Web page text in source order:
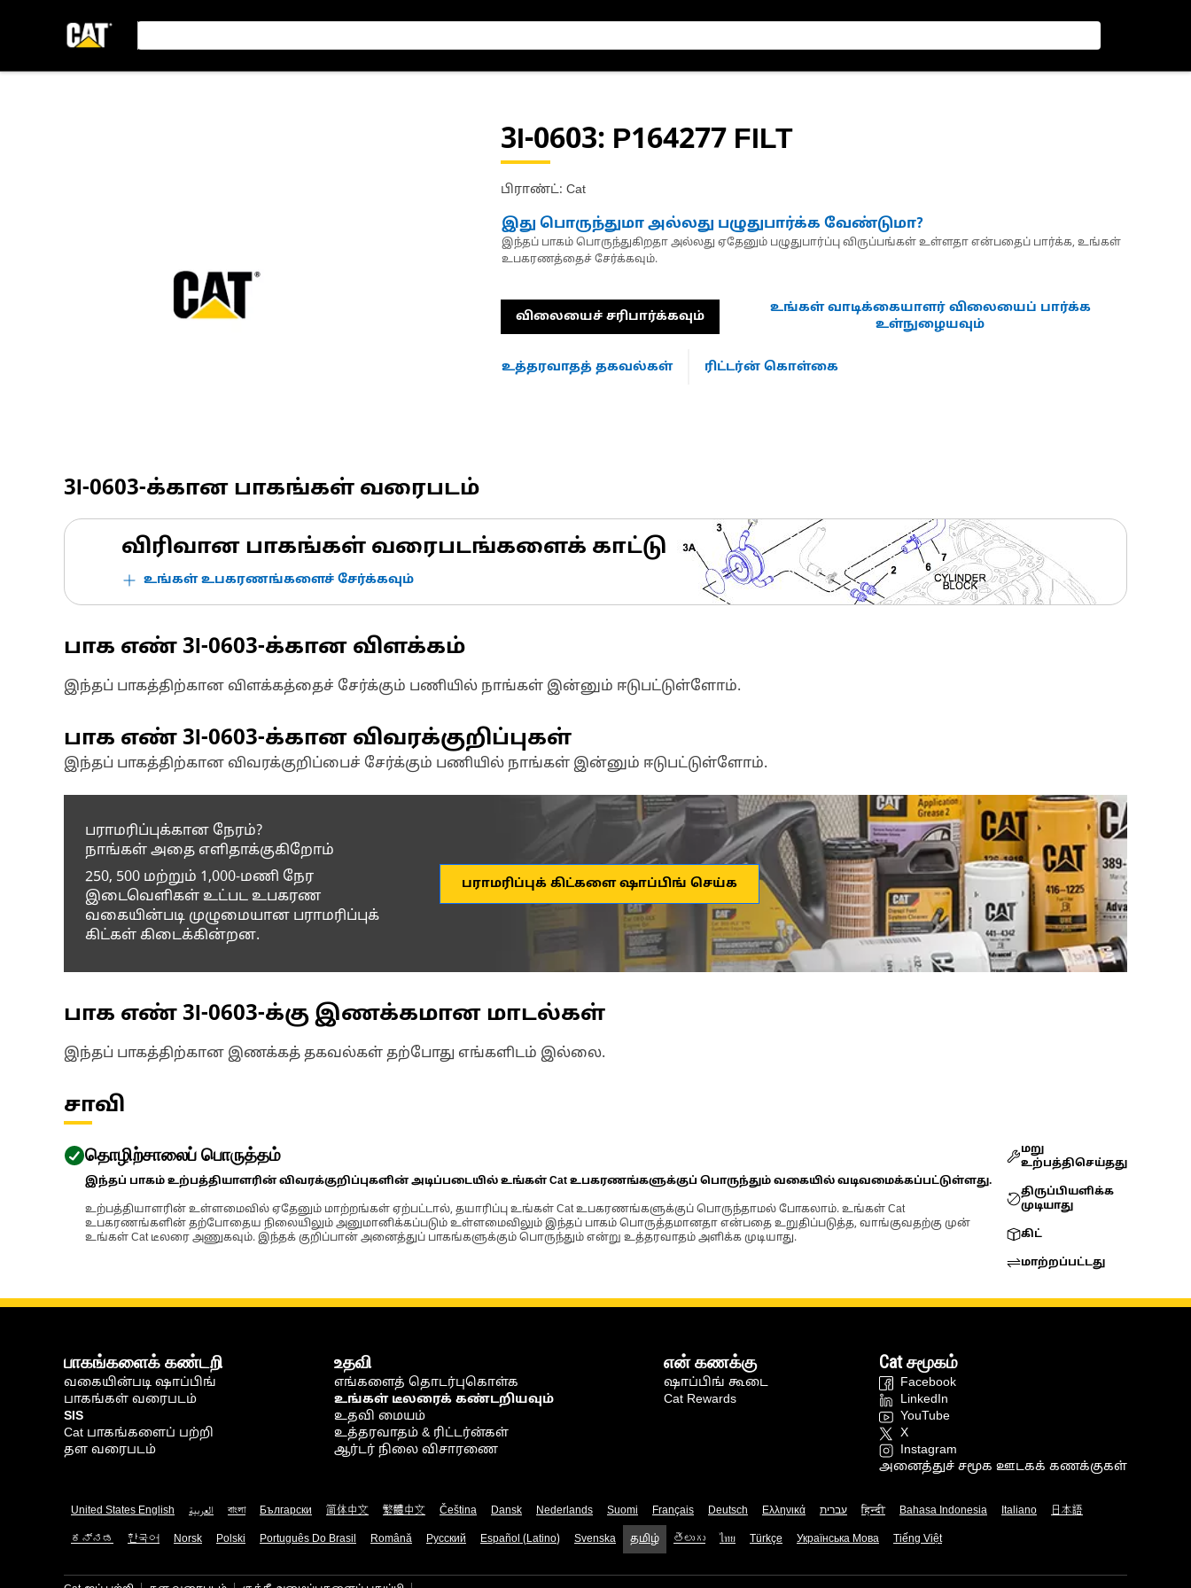
3I-0603: P164277 FILT
பிராண்ட்: Cat
இது பொருந்துமா அல்லது பழுதுபார்க்க வேண்டுமா?
இந்தப் பாகம் பொருந்துகிறதா அல்லது ஏதேனும் பழுதுபார்ப்பு விருப்பங்கள் உள்ளதா என்பதைப் பார்க்க, உங்கள்
உபகரணத்தைச் சேர்க்கவும்.
விலையைச் சரிபார்க்கவும்
உங்கள் வாடிக்கையாளர் விலையைப் பார்க்க
உள்நுழையவும்
உத்தரவாதத் தகவல்கள் ரிட்டர்ன் கொள்கை
3I-0603-க்கான பாகங்கள் வரைபடம்
விரிவான பாகங்கள் வரைபடங்களைக் காட்டு
உங்கள் உபகரணங்களைச் சேர்க்கவும்
பாக எண் 3I-0603-க்கான விளக்கம்
இந்தப் பாகத்திற்கான விளக்கத்தைச் சேர்க்கும் பணியில் நாங்கள் இன்னும் ஈடுபட்டுள்ளோம்.
பாக எண் 3I-0603-க்கான விவரக்குறிப்புகள்
இந்தப் பாகத்திற்கான விவரக்குறிப்பைச் சேர்க்கும் பணியில் நாங்கள் இன்னும் ஈடுபட்டுள்ளோம்.
பராமரிப்புக்கான நேரம்?
நாங்கள் அதை எளிதாக்குகிறோம்
250, 500 மற்றும் 1,000-மணி நேர
இடைவெளிகள் உட்பட உபகரண
வகையின்படி முழுமையான பராமரிப்புக்
கிட்கள் கிடைக்கின்றன.
பராமரிப்புக் கிட்களை ஷாப்பிங் செய்க
பாக எண் 3I-0603-க்கு இணக்கமான மாடல்கள்
இந்தப் பாகத்திற்கான இணக்கத் தகவல்கள் தற்போது எங்களிடம் இல்லை.
சாவி
தொழிற்சாலைப் பொருத்தம்
இந்தப் பாகம் உற்பத்தியாளரின் விவரக்குறிப்புகளின் அடிப்படையில் உங்கள் Cat உபகரணங்களுக்குப் பொருந்தும் வகையில் வடிவமைக்கப்பட்டுள்ளது.
உற்பத்தியாளரின் உள்ளமைவில் ஏதேனும் மாற்றங்கள் ஏற்பட்டால், தயாரிப்பு உங்கள் Cat உபகரணங்களுக்குப் பொருந்தாமல் போகலாம். உங்கள் Cat
உபகரணங்களின் தற்போதைய நிலையிலும் அனுமானிக்கப்படும் உள்ளமைவிலும் இந்தப் பாகம் பொருத்தமானதா என்பதை உறுதிப்படுத்த, வாங்குவதற்கு முன்
உங்கள் Cat டீலரை அணுகவும். இந்தக் குறிப்பான் அனைத்துப் பாகங்களுக்கும் பொருந்தும் என்று உத்தரவாதம் அளிக்க முடியாது.
மறு
உற்பத்திசெய்தது
திருப்பியளிக்க
முடியாது
கிட்
மாற்றப்பட்டது
பாகங்களைக் கண்டறி
வகையின்படி ஷாப்பிங்
பாகங்கள் வரைபடம்
SIS
Cat பாகங்களைப் பற்றி
தள வரைபடம்
உதவி
எங்களைத் தொடர்புகொள்க
உங்கள் டீலரைக் கண்டறியவும்
உதவி மையம்
உத்தரவாதம் & ரிட்டர்ன்கள்
ஆர்டர் நிலை விசாரணை
என் கணக்கு
ஷாப்பிங் கூடை
Cat Rewards
Cat சமூகம்
Facebook
LinkedIn
YouTube
X
Instagram
அனைத்துச் சமூக ஊடகக் கணக்குகள்
United States English العربية বাংলা Български 简体中文 繁體中文 Čeština Dansk Nederlands Suomi Français Deutsch Ελληνικά עברית हिन्दी Bahasa Indonesia Italiano 日本語
ಕನ್ನಡ 한국어 Norsk Polski Português Do Brasil Română Русский Español (Latino) Svenska தமிழ் తెలుగు ไทย Türkçe Українська Мова Tiếng Việt